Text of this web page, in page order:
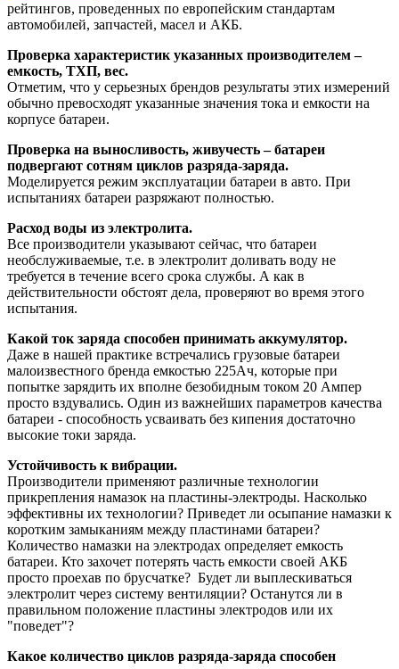
рейтингов, проведенных по европейским стандартам
автомобилей, запчастей, масел и АКБ.
Проверка характеристик указанных производителем –
емкость, ТХП, вес.
Отметим, что у серьезных брендов результаты этих измерений
обычно превосходят указанные значения тока и емкости на
корпусе батареи.
Проверка на выносливость, живучесть – батареи
подвергают сотням циклов разряда-заряда.
Моделируется режим эксплуатации батареи в авто. При
испытаниях батареи разряжают полностью.
Расход воды из электролита.
Все производители указывают сейчас, что батареи
необслуживаемые, т.е. в электролит доливать воду не
требуется в течение всего срока службы. А как в
действительности обстоят дела, проверяют во время этого
испытания.
Какой ток заряда способен принимать аккумулятор.
Даже в нашей практике встречались грузовые батареи
малоизвестного бренда емкостью 225Ач, которые при
попытке зарядить их вполне безобидным током 20 Ампер
просто вздувались. Один из важнейших параметров качества
батареи - способность усваивать без кипения достаточно
высокие токи заряда.
Устойчивость к вибрации.
Производители применяют различные технологии
прикрепления намазок на пластины-электроды. Насколько
эффективны их технологии? Приведет ли осыпание намазки к
коротким замыканиям между пластинами батареи?
Количество намазки на электродах определяет емкость
батареи. Кто захочет потерять часть емкости своей АКБ
просто проехав по брусчатке? Будет ли выплескиваться
электролит через систему вентиляции? Останутся ли в
правильном положение пластины электродов или их
"поведет"?
Какое количество циклов разряда-заряда способен